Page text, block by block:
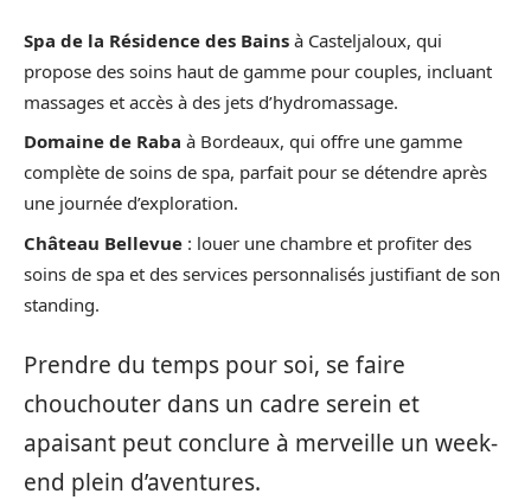
Spa de la Résidence des Bains à Casteljaloux, qui
propose des soins haut de gamme pour couples, incluant
massages et accès à des jets d’hydromassage.
Domaine de Raba à Bordeaux, qui offre une gamme
complète de soins de spa, parfait pour se détendre après
une journée d’exploration.
Château Bellevue : louer une chambre et profiter des
soins de spa et des services personnalisés justifiant de son
standing.
Prendre du temps pour soi, se faire
chouchouter dans un cadre serein et
apaisant peut conclure à merveille un week-
end plein d’aventures.